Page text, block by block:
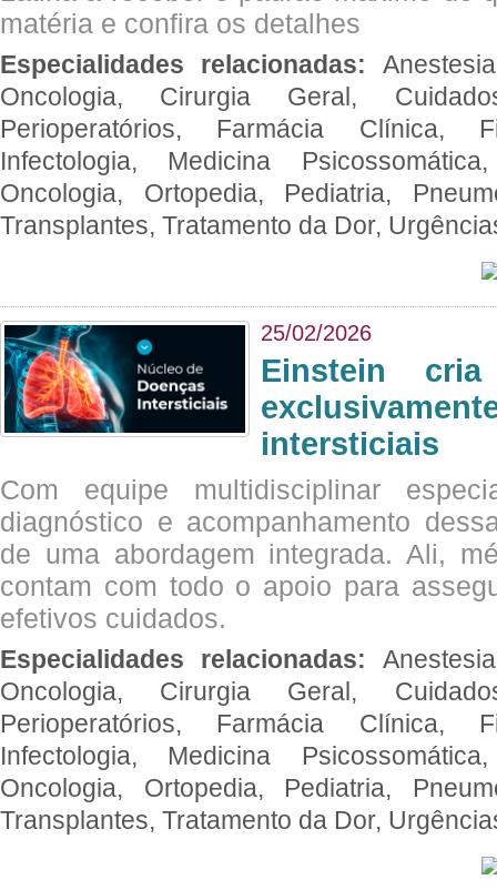
matéria e confira os detalhes
Especialidades relacionadas:
Oncologia, Cirurgia Geral,
Perioperatórios, Farmácia Clínica,
Infectologia, Medicina
Oncologia, Ortopedia, Pediatria,
Transplantes, Tratamento da Dor,
25/02/2026
Einstein
intersticiais
Com equipe multidisciplinar
diagnóstico e acompanhamento
de uma abordagem integrada. Ali,
contam com todo o apoio para
efetivos cuidados.
Especialidades relacionadas:
Oncologia, Cirurgia Geral,
Perioperatórios, Farmácia Clínica,
Infectologia, Medicina
Oncologia, Ortopedia, Pediatria,
Transplantes, Tratamento da Dor,